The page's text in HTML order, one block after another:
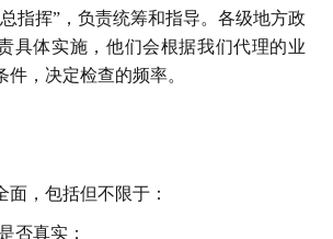
指挥”，负责统筹和指导。各级地方政
具体实施，他们会根据我们代理的业
，决定检查的频率。
面，包括但不限于：
否真实；